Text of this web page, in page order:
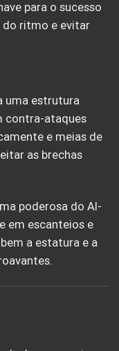
para o sucesso
do ritmo e evitar
uma estrutura
contra-ataques
e meias de
as brechas
poderosa do Al-
em escanteios e
a estatura e a